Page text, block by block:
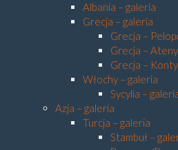
Albania – galeria
Grecja – galeria
Grecja –
Grecja –
Grecja –
Włochy – galeria
Sycylia –
Azja – galeria
Turcja – galeria
Stambuł –